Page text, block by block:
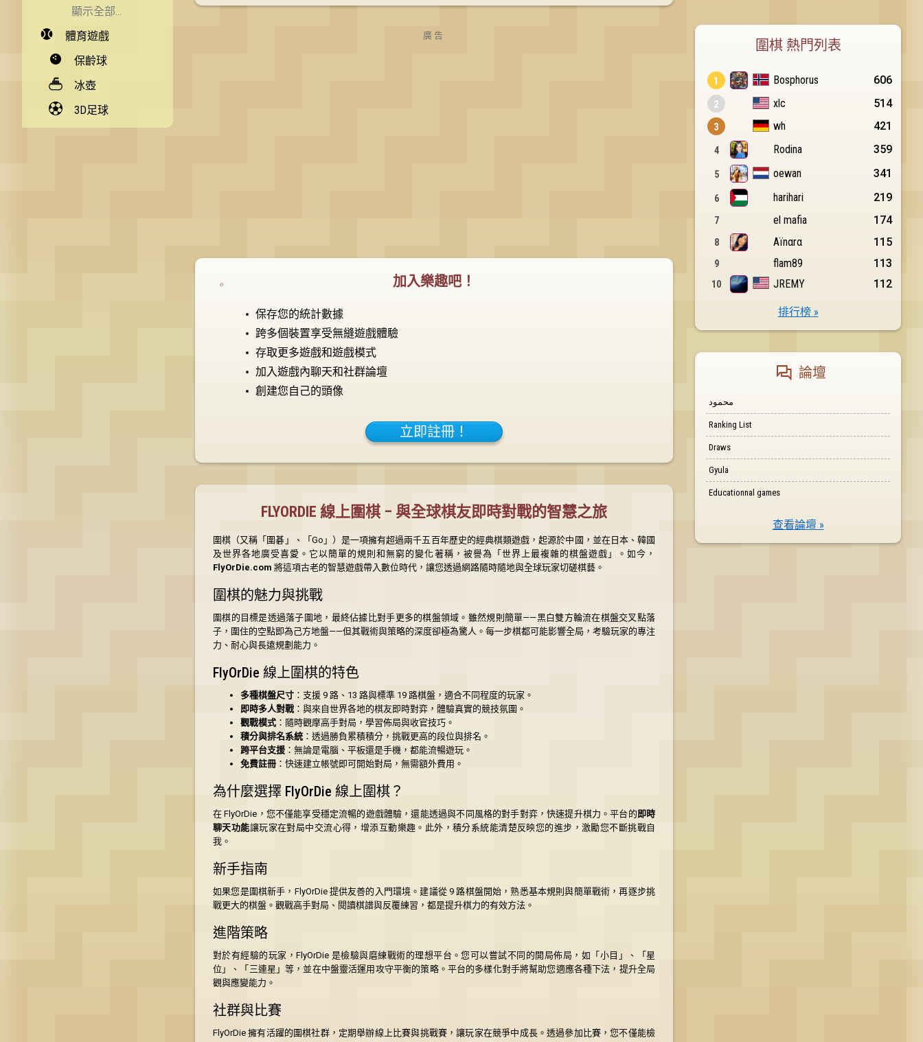
顯示全部...
快速版英式桌球
簡單版英式桌球
黑球桌球
14.1 連續擊球比賽
體育遊戲
保齡球
冰壺
3D足球
廣告
加入樂趣吧！
保存您的統計數據
跨多個裝置享受無縫遊戲體驗
存取更多遊戲和遊戲模式
加入遊戲內聊天和社群論壇
創建您自己的頭像
立即註冊！
FLYORDIE 線上圍棋 – 與全球棋友即時對戰的智慧之旅
圍棋（又稱「圍碁」、「Go」）是一項擁有超過兩千五百年歷史的經典棋類遊戲，起源於中國，並在日本、韓國
及世界各地廣受喜愛。它以簡單的規則和無窮的變化著稱，被譽為「世界上最複雜的棋盤遊戲」。如今，
FlyOrDie.com 將這項古老的智慧遊戲帶入數位時代，讓您透過網路隨時隨地與全球玩家切磋棋藝。
圍棋的魅力與挑戰
圍棋的目標是透過落子圍地，最終佔據比對手更多的棋盤領域。雖然規則簡單——黑白雙方輪流在棋盤交叉點落
子，圍住的空點即為己方地盤——但其戰術與策略的深度卻極為驚人。每一步棋都可能影響全局，考驗玩家的專注
力、耐心與長遠規劃能力。
FlyOrDie 線上圍棋的特色
多種棋盤尺寸 ：支援 9 路、13 路與標準 19 路棋盤，適合不同程度的玩家。
即時多人對戰：與來自世界各地的棋友即時對弈，體驗真實的競技氛圍。
觀戰模式 ：隨時觀摩高手對局，學習佈局與收官技巧。
積分與排名系統 ：透過勝負累積積分，挑戰更高的段位與排名。
跨平台支援 ：無論是電腦、平板還是手機，都能流暢遊玩。
免費註冊 ：快速建立帳號即可開始對局，無需額外費用。
為什麼選擇 FlyOrDie 線上圍棋？
在 FlyOrDie，您不僅能享受穩定流暢的遊戲體驗，還能透過與不同風格的對手對弈，快速提升棋力。平台的即時
聊天功能讓玩家在對局中交流心得，增添互動樂趣。此外，積分系統能清楚反映您的進步，激勵您不斷挑戰自
我。
新手指南
如果您是圍棋新手，FlyOrDie 提供友善的入門環境。建議從 9 路棋盤開始，熟悉基本規則與簡單戰術，再逐步挑
戰更大的棋盤。觀戰高手對局、閱讀棋譜與反覆練習，都是提升棋力的有效方法。
進階策略
對於有經驗的玩家，FlyOrDie 是檢驗與磨練戰術的理想平台。您可以嘗試不同的開局佈局，如「小目」、「星
位」、「三連星」等，並在中盤靈活運用攻守平衡的策略。平台的多樣化對手將幫助您適應各種下法，提升全局
觀與應變能力。
社群與比賽
FlyOrDie 擁有活躍的圍棋社群，定期舉辦線上比賽與挑戰賽，讓玩家在競爭中成長。透過參加比賽，您不僅能檢
圍棋 熱門列表
排行榜 »
論壇
محمود
Ranking List
Draws
Gyula
Educationnal games
查看論壇 »